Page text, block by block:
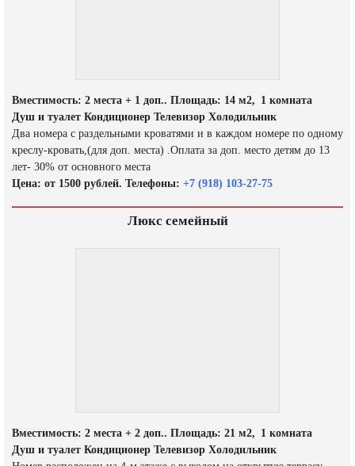
Вместимость: 2 места + 1 доп.. Площадь: 14 м2, 1 комната
Душ и туалет Кондиционер Телевизор Холодильник
Два номера с раздельными кроватями и в каждом номере по одному
креслу-кровать,(для доп. места) .Оплата за доп. место детям до 13
лет- 30% от основного места
Цена: от 1500 рублей. Телефоны: +7 (918) 103-27-75
Люкс семейный
Вместимость: 2 места + 2 доп.. Площадь: 21 м2, 1 комната
Душ и туалет Кондиционер Телевизор Холодильник